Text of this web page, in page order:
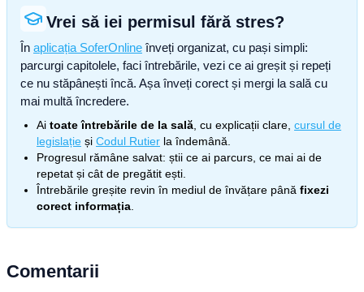
Vrei să iei permisul fără stres?
În aplicația SoferOnline înveți organizat, cu pași simpli:
parcurgi capitolele, faci întrebările, vezi ce ai greșit și repeți
ce nu stăpânești încă. Așa înveți corect și mergi la sală cu
mai multă încredere.
Ai toate întrebările de la sală , cu explicații clare, cursul de
legislație și Codul Rutier la îndemână.
Progresul rămâne salvat: știi ce ai parcurs, ce mai ai de
repetat și cât de pregătit ești.
Întrebările greșite revin în mediul de învățare până fixezi
corect informația
Comentarii